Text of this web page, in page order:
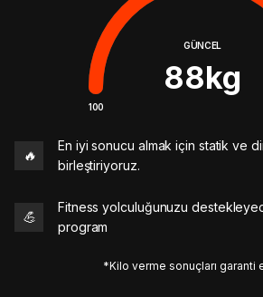
GÜNCEL
88kg
100
🔥
En iyi sonucu almak için statik ve
birleştiriyoruz.
💪
Fitness yolculuğunuzu
program
*Kilo verme sonuçları garanti